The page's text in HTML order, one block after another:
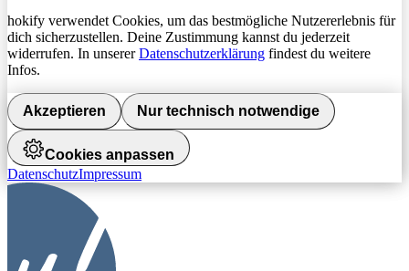
hokify verwendet Cookies, um das bestmögliche Nutzererlebnis für
dich sicherzustellen. Deine Zustimmung kannst du jederzeit
widerrufen. In unsererDatenschutzerklärung findest du weitere
Infos.
Akzeptieren Nur technisch notwendige
Cookies anpassen
DatenschutzImpressum